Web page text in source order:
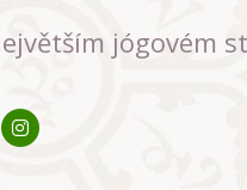
jógovém